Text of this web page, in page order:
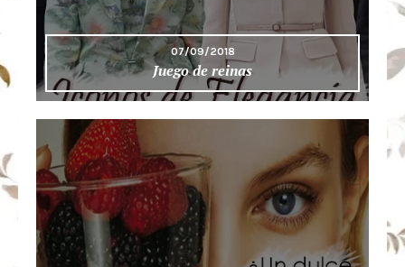
07/09/2018
Juego de reinas